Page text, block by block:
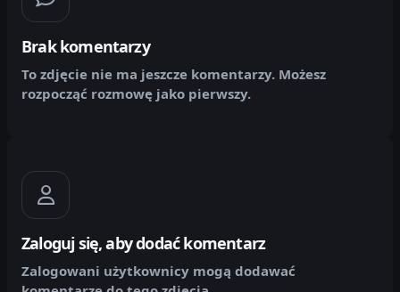
Brak komentarzy
To zdjęcie nie ma jeszcze komentarzy. Możesz
rozpocząć rozmowę jako pierwszy.
Zaloguj się, aby dodać komentarz
Zalogowani użytkownicy mogą dodawać